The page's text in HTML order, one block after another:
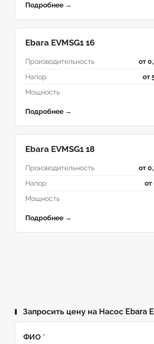
Подробнее →
Ebara EVMSG1 16
Производительность
от
Напор
от
Мощность
Подробнее →
Ebara EVMSG1 18
Производительность
от
Напор
от
Мощность
Подробнее →
Запросить цену на Насос Ebara
ФИО *